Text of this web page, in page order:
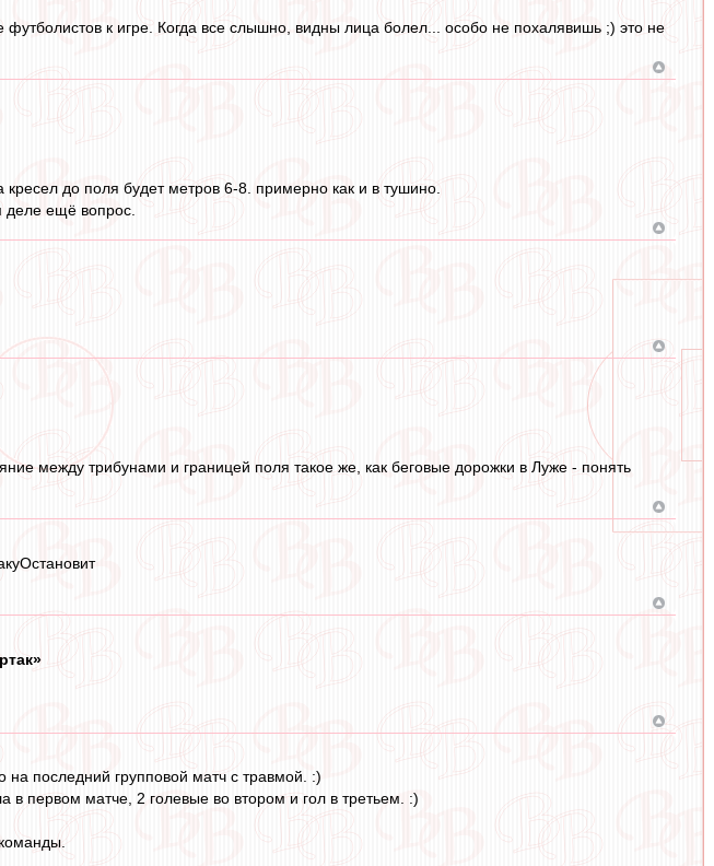
к игре. Когда все слышно, видны лица болел... особо не похалявишь ;) это не
до поля будет метров 6-8. примерно как и в тушино.
деле ещё вопрос.
между трибунами и границей поля такое же, как беговые дорожки в Луже - понять
последний групповой матч с травмой. :)
первом матче, 2 голевые во втором и гол в третьем. :)